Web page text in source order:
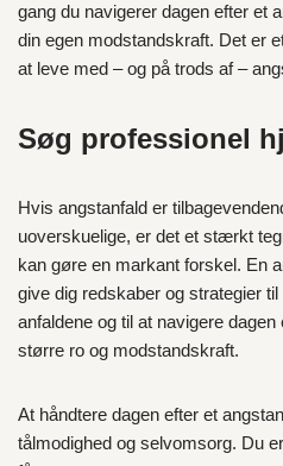
gang du navigerer dagen efter et
din egen modstandskraft. Det er
at leve med – og på trods af –
Søg professionel
Hvis angstanfald er
uoverskuelige, er det et stærkt
kan gøre en markant forskel. En
give dig redskaber og strategier
anfaldene og til at navigere
større ro og modstandskraft.
At håndtere dagen efter et
tålmodighed og selvomsorg. Du